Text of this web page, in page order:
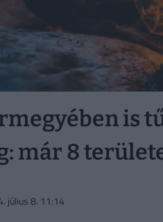
is
már 8
július 8. 11:14